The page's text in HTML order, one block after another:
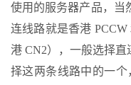
使用的服务器产品，当
连线路就是香港
港 CN2），一般选择
择这两条线路中的一